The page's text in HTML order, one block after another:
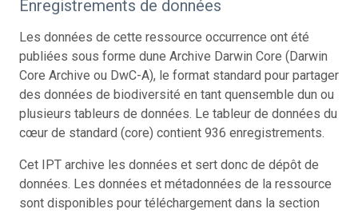
Enregistrements de données
Les données de cette ressource occurrence ont été
publiées sous forme dune Archive Darwin Core (Darwin
Core Archive ou DwC-A), le format standard pour partager
des données de biodiversité en tant quensemble dun ou
plusieurs tableurs de données. Le tableur de données du
cœur de standard (core) contient 936 enregistrements.
Cet IPT archive les données et sert donc de dépôt de
données. Les données et métadonnées de la ressource
sont disponibles pour téléchargement dans la section